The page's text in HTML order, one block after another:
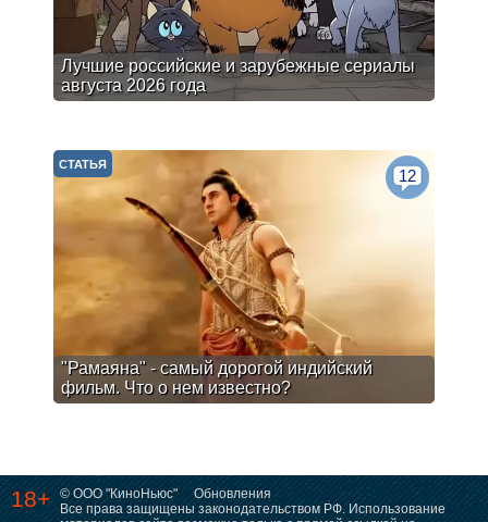
Лучшие российские и зарубежные сериалы
августа 2026 года
"Рамаяна" - самый дорогой индийский
фильм. Что о нем известно?
СТАТЬЯ
12
18+ © ООО "КиноНьюс"
Обновления
Все права защищены законодательством РФ. Использование